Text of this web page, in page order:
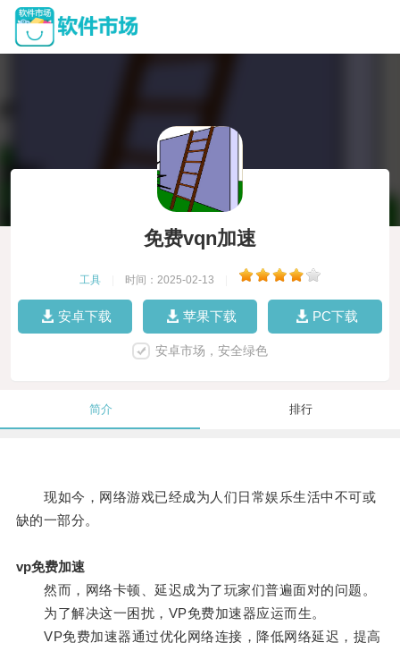
免费vqn加速
工具 时间：2025-02-13
安卓下载 苹果下载 PC下载
安卓市场，安全绿色
简介 排行
现如今，网络游戏已经成为人们日常娱乐生活中不可或
缺的一部分。
vp免费加速
然而，网络卡顿、延迟成为了玩家们普遍面对的问题。
为了解决这一困扰，VP免费加速器应运而生。
VP免费加速器通过优化网络连接，降低网络延迟，提高